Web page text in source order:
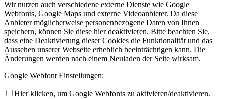
Wir nutzen auch verschiedene externe Dienste wie Google
Webfonts, Google Maps und externe Videoanbieter. Da diese
Anbieter möglicherweise personenbezogene Daten von Ihnen
speichern, können Sie diese hier deaktivieren. Bitte beachten Sie,
dass eine Deaktivierung dieser Cookies die Funktionalität und das
Aussehen unserer Webseite erheblich beeinträchtigen kann. Die
Änderungen werden nach einem Neuladen der Seite wirksam.
Google Webfont Einstellungen:
Hier klicken, um Google Webfonts zu aktivieren/deaktivieren.